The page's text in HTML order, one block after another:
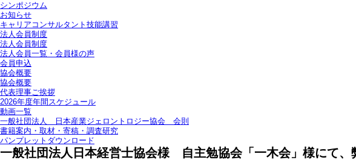
シンポジウム
お知らせ
キャリアコンサルタント技能講習
法人会員制度
法人会員制度
法人会員一覧・会員様の声
会員申込
協会概要
協会概要
代表理事ご挨拶
2026年度年間スケジュール
動画一覧
一般社団法人 日本産業ジェロントロジー協会 会則
書籍案内・取材・寄稿・調査研究
パンプレットダウンロード
一般社団法人日本経営士協会様 自主勉協会「一木会」様にて